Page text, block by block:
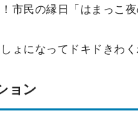
市民の縁日「はまっこ
ょになってドキドきわ
ョン